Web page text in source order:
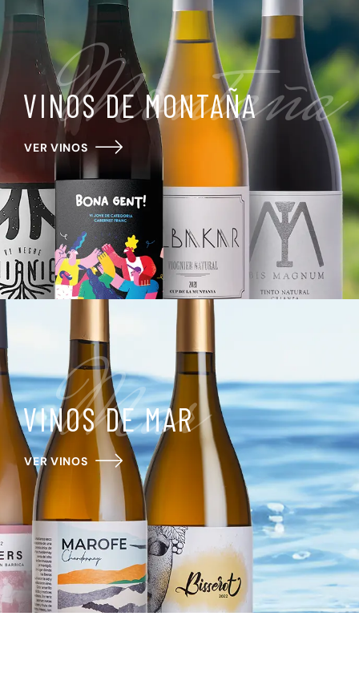
VINOS DE MONTAÑA
Montaña
VER VINOS
VINOS DE MAR
Mar
VER VINOS